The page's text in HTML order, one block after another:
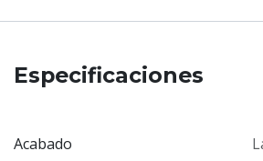
Especificaciones
Acabado